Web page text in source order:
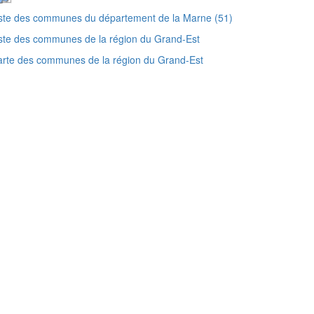
des communes du département de la Marne (51)
des communes de la région du Grand-Est
des communes de la région du Grand-Est